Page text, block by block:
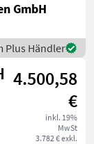
GmbH
Plus Händler
4.500,58
€
inkl. 19%
MwSt
3.782 € exkl.